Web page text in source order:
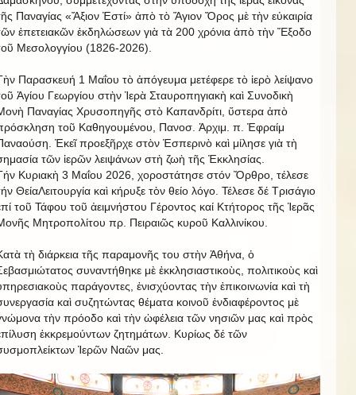
Παναγίας «Ἄξιον Ἐστί» ἀπὸ τὸ Ἅγιον Ὄρος μὲ τὴν εὐκαιρία
ἐπετειακῶν ἐκδηλώσεων γιὰ τὰ 200 χρόνια ἀπὸ τὴν Ἔξοδο
Μεσολογγίου (1826-2026).
Παρασκευή 1 Μαΐου τὸ ἀπόγευμα μετέφερε τὸ ἱερὸ λείψανο
Ἁγίου Γεωργίου στὴν Ἱερὰ Σταυροπηγιακὴ καὶ Συνοδικὴ
Παναγίας Χρυσοπηγῆς στὸ Καπανδρίτι, ὕστερα ἀπὸ
τοῦ Καθηγουμένου, Πανοσ. Ἀρχιμ. π. Ἐφραίμ
Ἐκεῖ προεξῆρχε στὸν Ἑσπερινὸ καὶ μίλησε γιὰ τὴ
τῶν ἱερῶν λειψάνων στὴ ζωὴ τῆς Ἐκκλησίας.
Κυριακὴ 3 Μαΐου 2026, χοροστάτησε στόν Ὄρθρο, τέλεσε
ΘείαΛειτουργία καὶ κήρυξε τὸν θείο λόγο. Τέλεσε δέ Τρισάγιο
τοῦ Τάφου τοῦ ἀειμνήστου Γέροντος καί Κτήτορος τῆς Ἱερᾶς
Μητροπολίτου πρ. Πειραιῶς κυροῦ Καλλινίκου.
τὴ διάρκεια τῆς παραμονῆς του στὴν Ἀθήνα, ὁ
συναντήθηκε μὲ ἐκκλησιαστικοὺς, πολιτικοὺς καὶ
παράγοντες, ἐνισχύοντας τὴν ἐπικοινωνία καὶ τὴ
καὶ συζητώντας θέματα κοινοῦ ἐνδιαφέροντος μὲ
τὴν πρόοδο καὶ τὴν ὠφέλεια τῶν νησιῶν μας καὶ πρὸς
ἐκκρεμούντων ζητημάτων. Κυρίως δέ τῶν
Ἱερῶν Ναῶν μας.